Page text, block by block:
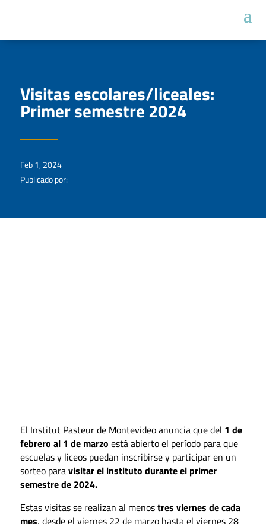
Visitas escolares/liceales:
Primer semestre 2024
Feb 1, 2024
Publicado por:
El Institut Pasteur de Montevideo anuncia que del 1 de
febrero al 1 de marzo está abierto el período para que
escuelas y liceos puedan inscribirse y participar en un
sorteo paravisitar el instituto durante el primer
semestre de 2024.
Estas visitas se realizan al menostres viernes de cada